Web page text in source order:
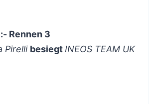
Rennen 3
Pirelli besiegtINEOS TEAM UK